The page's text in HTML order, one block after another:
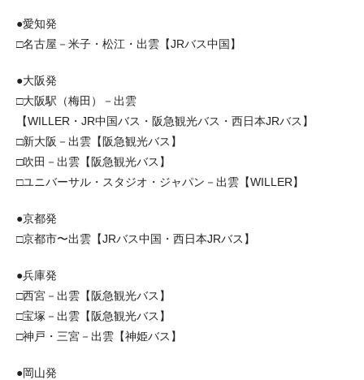
●愛知発
□名古屋－米子・松江・出雲【JRバス中国】
●大阪発
□大阪駅（梅田）－出雲
【WILLER・JR中国バス・阪急観光バス・西日本JRバス】
□新大阪－出雲【阪急観光バス】
□吹田－出雲【阪急観光バス】
□ユニバーサル・スタジオ・ジャパン－出雲【WILLER】
●京都発
□京都市〜出雲【JRバス中国・西日本JRバス】
●兵庫発
□西宮－出雲【阪急観光バス】
□宝塚－出雲【阪急観光バス】
□神戸・三宮－出雲【神姫バス】
●岡山発